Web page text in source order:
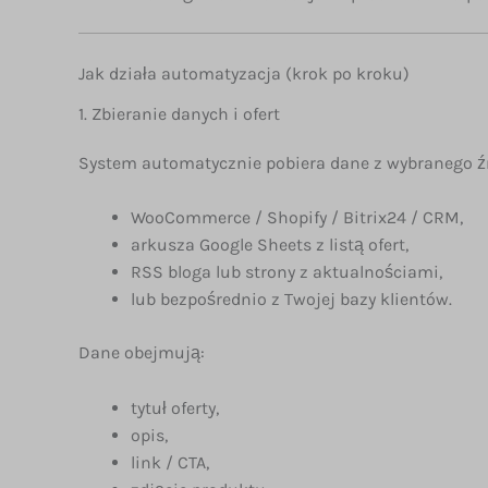
Jak działa automatyzacja (krok po kroku)
1. Zbieranie danych i ofert
System automatycznie pobiera dane z wybranego
WooCommerce / Shopify / Bitrix24 / CRM,
arkusza Google Sheets z listą ofert,
RSS bloga lub strony z aktualnościami,
lub bezpośrednio z Twojej bazy klientów.
Dane obejmują:
tytuł oferty,
opis,
link / CTA,